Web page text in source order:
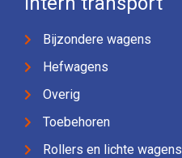
Bijzondere wagens
Hefwagens
Overig
Toebehoren
Rollers en lichte wagens